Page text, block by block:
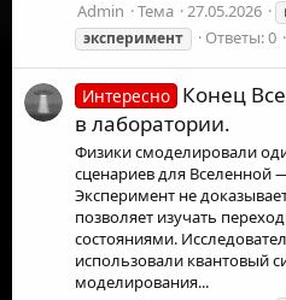
Admin
Тема 27.05.2026
эксперимент
Ответы: 0
Интересно Конец
в лаборатории.
Физики смоделировали
сценариев для Вселенной
Эксперимент не
позволяет изучать
состояниями.
использовали квантовый
моделирования...